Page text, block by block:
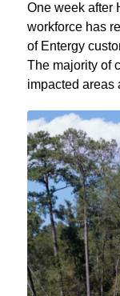
One week after
workforce has
of Entergy
The majority of
impacted areas